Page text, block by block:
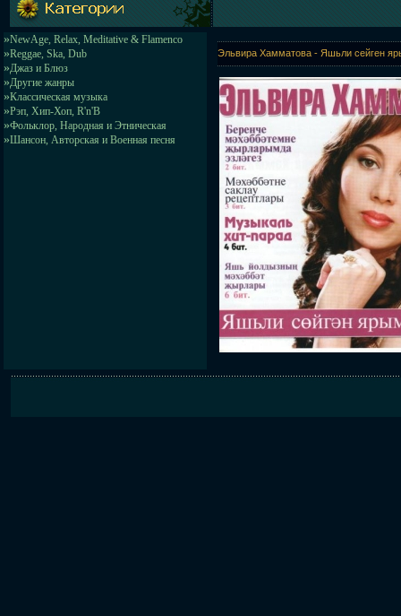
»NewAge, Relax, Meditative & Flamenco
»Reggae, Ska, Dub
»Джаз и Блюз
»Другие жанры
»Классическая музыка
»Рэп, Хип-Хоп, R'n'B
»Фольклор, Народная и Этническая
»Шансон, Авторская и Военная песня
Эльвира Хамматова - Яшьли сейген